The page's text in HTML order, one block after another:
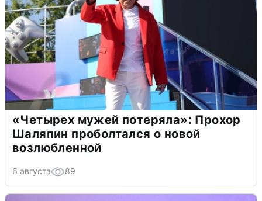
«Четырех мужей потеряла»: Прохор
Шаляпин проболтался о новой
возлюбленной
6 августа 89